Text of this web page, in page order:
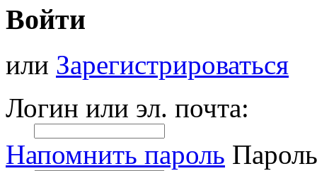
Войти
или Зарегистрироваться
Логин или эл. почта:
Напомнить пароль